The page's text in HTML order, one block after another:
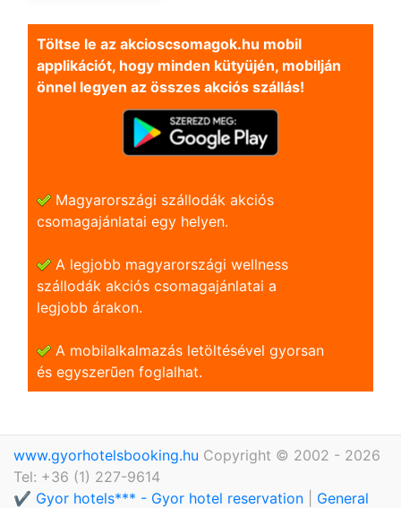
Töltse le az akcioscsomagok.hu mobil
applikációt, hogy minden kütyüjén, mobilján
önnel legyen az összes akciós szállás!
Magyarországi szállodák akciós
csomagajánlatai egy helyen.
A legjobb magyarországi wellness
szállodák akciós csomagajánlatai a
legjobb árakon.
A mobilalkalmazás letöltésével gyorsan
és egyszerũen foglalhat.
www.gyorhotelsbooking.hu Copyright © 2002 - 2026
Tel: +36 (1) 227-9614
✔️ Gyor hotels*** - Gyor hotel reservation
General